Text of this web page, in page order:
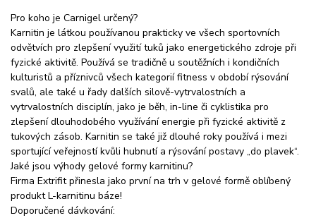
Pro koho je Carnigel určený?
Karnitin je látkou používanou prakticky ve všech sportovních
odvětvích pro zlepšení využití tuků jako energetického zdroje při
fyzické aktivitě. Používá se tradičně u soutěžních i kondičních
kulturistů a příznivců všech kategorií fitness v období rýsování
svalů, ale také u řady dalších silově-vytrvalostních a
vytrvalostních disciplín, jako je běh, in-line či cyklistika pro
zlepšení dlouhodobého využívání energie při fyzické aktivitě z
tukových zásob. Karnitin se také již dlouhé roky používá i mezi
sportující veřejností kvůli hubnutí a rýsování postavy „do plavek“.
Jaké jsou výhody gelové formy karnitinu?
Firma Extrifit přinesla jako první na trh v gelové formě oblíbený
produkt L-karnitinu báze!
Doporučené dávkování: